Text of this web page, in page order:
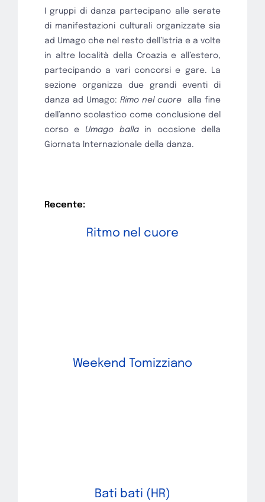
I gruppi di danza partecipano alle serate
di manifestazioni culturali organizzate sia
ad Umago che nel resto dell’Istria e a volte
in altre località della Croazia e all’estero,
partecipando a vari concorsi e gare. La
sezione organizza due grandi eventi di
danza ad Umago: Rimo nel cuore
alla fine
dell’anno scolastico come conclusione del
corso e Umago ballain occsione della
Giornata Internazionale della danza.
Recente:
Ritmo nel cuore
Weekend Tomizziano
Bati bati (HR)